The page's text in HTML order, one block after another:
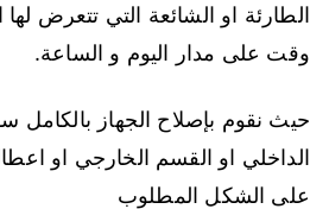
الطارئة او الشائعة التي تتعرض
وقت على مدار اليوم و الساعة.
حيث نقوم بإصلاح الجهاز بالكامل
الداخلي او القسم الخارجي او
على الشكل المطلوب